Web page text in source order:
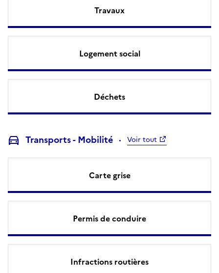
Travaux
Logement social
Déchets
Transports - Mobilité Voir tout
Carte grise
Permis de conduire
Infractions routières